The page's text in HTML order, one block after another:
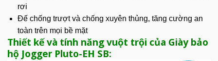
rơi
Đế chống trượt và chống xuyên thủng, tăng cường an
toàn trên mọi bề mặt
Thiết kế và tính năng vuột trội của Giày bảo
hộ Jogger Pluto-EH SB: